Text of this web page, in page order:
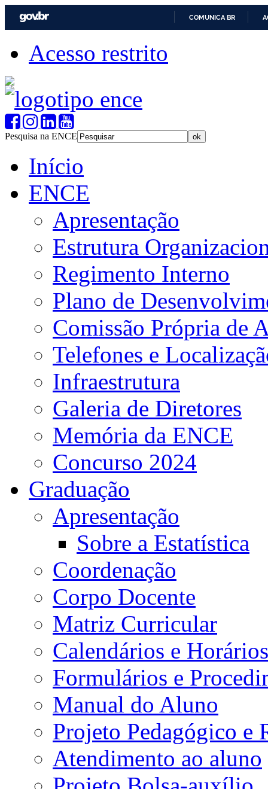
COMUNICA BR
Acesso restrito
Pesquisa na ENCE
Início
ENCE
Apresentação
Estrutura
Regimento Interno
Plano de
Comissão Própria de
Telefones e
Infraestrutura
Galeria de Diretores
Memória da ENCE
Concurso 2024
Graduação
Apresentação
Sobre a Estatística
Coordenação
Corpo Docente
Matriz Curricular
Calendários e Horários
Formulários e
Manual do Aluno
Projeto Pedagógico e
Atendimento ao aluno